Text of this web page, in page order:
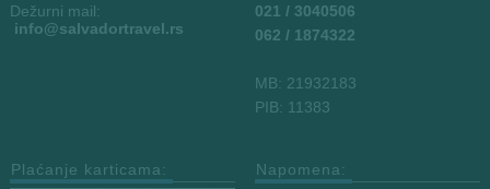
Dežurni mail:
info@salvadortravel.rs
021 / 3040506
062 / 1874322
MB: 21932183
PIB: 11383
Plaćanje karticama:
Napomena: